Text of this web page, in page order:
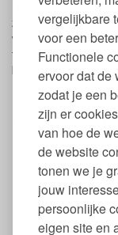
vergelijkbare
voor een
Functionele
ervoor dat de
zodat je een
zijn er
van hoe de
de website
tonen we je
jouw
persoonlijke
eigen site en
Deze broodplank
zijn aan elkaar
waterbasis. Deze
formaldehyde en
behandeld met een
Classic van
Behandeld
Aan beide
Vrij van
zoals BPA,